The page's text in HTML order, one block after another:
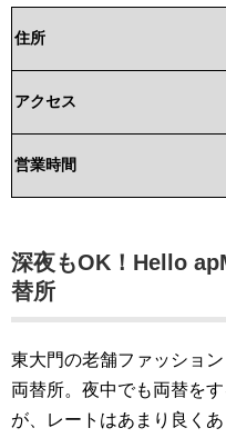
住所
アクセス
営業時間
深夜もOK！Hello
替所
東大門の老舗ファッショ
両替所。夜中でも両替を
が、レートはあまり良くあ